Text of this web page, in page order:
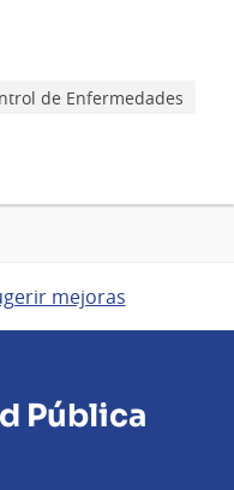
de Enfermedades
mejoras
Pública